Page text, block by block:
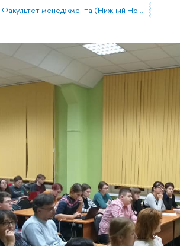
Факультет менеджмента (Нижний Новгород)